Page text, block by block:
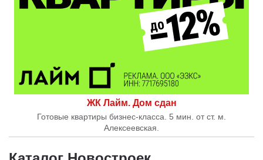
ЖК Лайм. Дом сдан
Готовые квартиры бизнес-класса. 5 мин. от ст. м.
Алексеевская.